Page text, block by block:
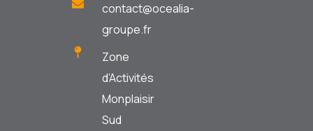
contact@ocealia-
groupe.fr
Zone
d’Activités
Monplaisir
Sud